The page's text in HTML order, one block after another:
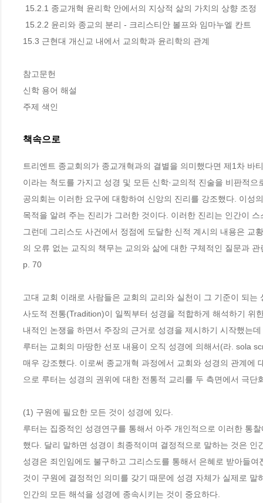
15.3 근현대 개신교 내에서 교의학과 윤리학의 관계
참고문헌
신학 용어 해설
주제 색인
책속으로
트리엔트 종교회의가 종교개혁과의 결별을 의미했다면 제1차
이라는 척도를 가지고 성경 및 모든 신학·교의적 진술을 비판적
공의회는 이러한 요구에 대항하여 신앙의 진리를 강조했다. 이성
목적을 알려 주는 진리가 그러한 것이다. 이러한 진리는 인간이
그런데 그리스도 사건에서 정점에 도달한 신적 계시의 내용은 교
의 오류 없는 교직의 책무는 교의와 삶에 대한 구체적인 질문과
p. 70
고대 교회 이래로 사람들은 교회의 교리와 실천이 그 기준이 되
사도적 전통(Tradition)이 일찍부터 성경을 적합하게 해석하기
내적인 논쟁을 하면서 주장의 근거로 성경을 제시하기 시작했는
루터는 교회의 마땅한 선포 내용이 오직 성경에 의해서(라. sola
매우 강조했다. 이로써 종교개혁 과정에서 교회와 성경의 관계에
으로 루터는 성경의 권위에 대한 전통적 교리를 두 측면에서 극단
(1) 구원에 필요한 모든 것이 성경에 있다.
루터는 집중적인 성경연구를 통해서 아주 개인적으로 이러한 통
했다. 달리 말하면 성경이 최종적이며 결정적으로 말하는 것은 인
성경은 죄인임에도 불구하고 그리스도를 통해서 은혜로 받아들
것이 구원에 결정적인 의미를 갖기 때문에 성경 자체가 실제로
인간의 모든 해석을 성경에 종속시키는 것이 중요하다.